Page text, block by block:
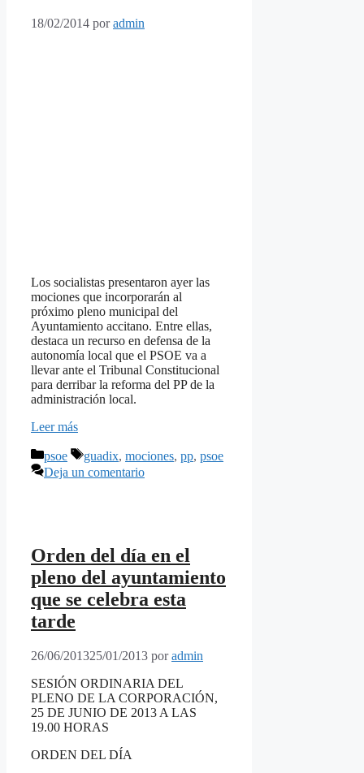
18/02/2014 poradmin
Los socialistas presentaron ayer las
mociones que incorporarán al
próximo pleno municipal del
Ayuntamiento accitano. Entre ellas,
destaca un recurso en defensa de la
autonomía local que el PSOE va a
llevar ante el Tribunal Constitucional
para derribar la reforma del PP de la
administración local.
Leer más
Categorías
psoe Etiquetas
guadix, mociones, pp, psoe
Deja un comentario
Orden del día en el
pleno del ayuntamiento
que se celebra esta
tarde
26/06/201325/01/2013 poradmin
SESIÓN ORDINARIA DEL
PLENO DE LA CORPORACIÓN,
25 DE JUNIO DE 2013 A LAS
19.00 HORAS
ORDEN DEL DÍA